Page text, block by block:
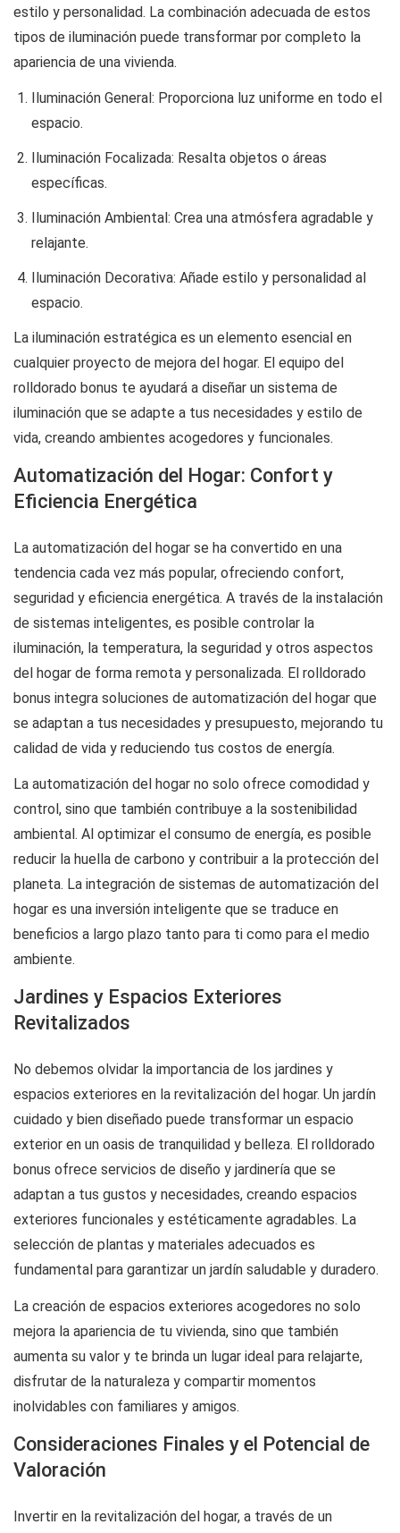
estilo y personalidad. La combinación adecuada de estos
tipos de iluminación puede transformar por completo la
apariencia de una vivienda.
Iluminación General: Proporciona luz uniforme en todo el
espacio.
Iluminación Focalizada: Resalta objetos o áreas
específicas.
Iluminación Ambiental: Crea una atmósfera agradable y
relajante.
Iluminación Decorativa: Añade estilo y personalidad al
espacio.
La iluminación estratégica es un elemento esencial en
cualquier proyecto de mejora del hogar. El equipo del
rolldorado bonus te ayudará a diseñar un sistema de
iluminación que se adapte a tus necesidades y estilo de
vida, creando ambientes acogedores y funcionales.
Automatización del Hogar: Confort y
Eficiencia Energética
La automatización del hogar se ha convertido en una
tendencia cada vez más popular, ofreciendo confort,
seguridad y eficiencia energética. A través de la instalación
de sistemas inteligentes, es posible controlar la
iluminación, la temperatura, la seguridad y otros aspectos
del hogar de forma remota y personalizada. El rolldorado
bonus integra soluciones de automatización del hogar que
se adaptan a tus necesidades y presupuesto, mejorando tu
calidad de vida y reduciendo tus costos de energía.
La automatización del hogar no solo ofrece comodidad y
control, sino que también contribuye a la sostenibilidad
ambiental. Al optimizar el consumo de energía, es posible
reducir la huella de carbono y contribuir a la protección del
planeta. La integración de sistemas de automatización del
hogar es una inversión inteligente que se traduce en
beneficios a largo plazo tanto para ti como para el medio
ambiente.
Jardines y Espacios Exteriores
Revitalizados
No debemos olvidar la importancia de los jardines y
espacios exteriores en la revitalización del hogar. Un jardín
cuidado y bien diseñado puede transformar un espacio
exterior en un oasis de tranquilidad y belleza. El rolldorado
bonus ofrece servicios de diseño y jardinería que se
adaptan a tus gustos y necesidades, creando espacios
exteriores funcionales y estéticamente agradables. La
selección de plantas y materiales adecuados es
fundamental para garantizar un jardín saludable y duradero.
La creación de espacios exteriores acogedores no solo
mejora la apariencia de tu vivienda, sino que también
aumenta su valor y te brinda un lugar ideal para relajarte,
disfrutar de la naturaleza y compartir momentos
inolvidables con familiares y amigos.
Consideraciones Finales y el Potencial de
Valoración
Invertir en la revitalización del hogar, a través de un